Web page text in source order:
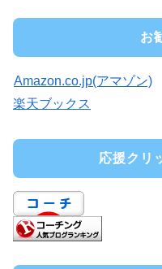
お
Amazon.co.jp(アマゾン)
楽天ブックス
応援クリ